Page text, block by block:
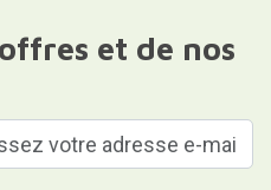
et de nos